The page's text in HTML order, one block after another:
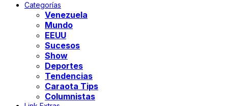
Categorías
Venezuela
Mundo
EEUU
Sucesos
Show
Deportes
Tendencias
Caraota Tips
Columnistas